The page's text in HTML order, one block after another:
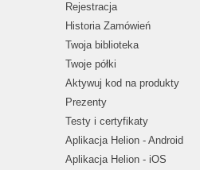
Rejestracja
Historia Zamówień
Twoja biblioteka
Twoje półki
Aktywuj kod na produkty
Prezenty
Testy i certyfikaty
Aplikacja Helion - Android
Aplikacja Helion - iOS